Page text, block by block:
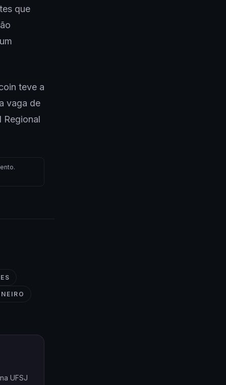
que
teve a
vaga de
Regional
UFSJ